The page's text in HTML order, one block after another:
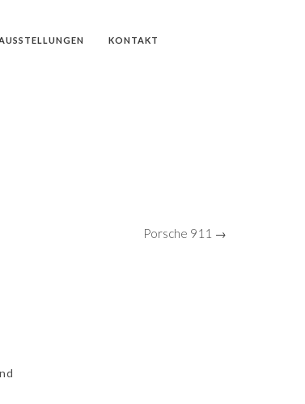
KONTAKT
Porsche 911 →